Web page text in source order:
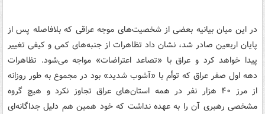
در این میان بیانیه بعضی از شخصیت‌های موجه عراقی که بلافاصله پس از
پایان اربعین صادر شد، نشان داد تظاهرات از جنبه‌های کمی و کیفی تغییر
پیدا خواهد کرد و عراق با «تصاعد اعتراضات» مواجه می‌شود. تظاهرات
دهه اول صفر عراق که توأم با «آشوب شدید» بود در مجموع به طور روزانه
از مرز ۴۰ هزار نفر در همه استان‌های عراق تجاوز نکرد و هیچ گروه
مشخصی رهبری آن را به عهده نداشت که خود همین هم دلیل جداگانه‌ای